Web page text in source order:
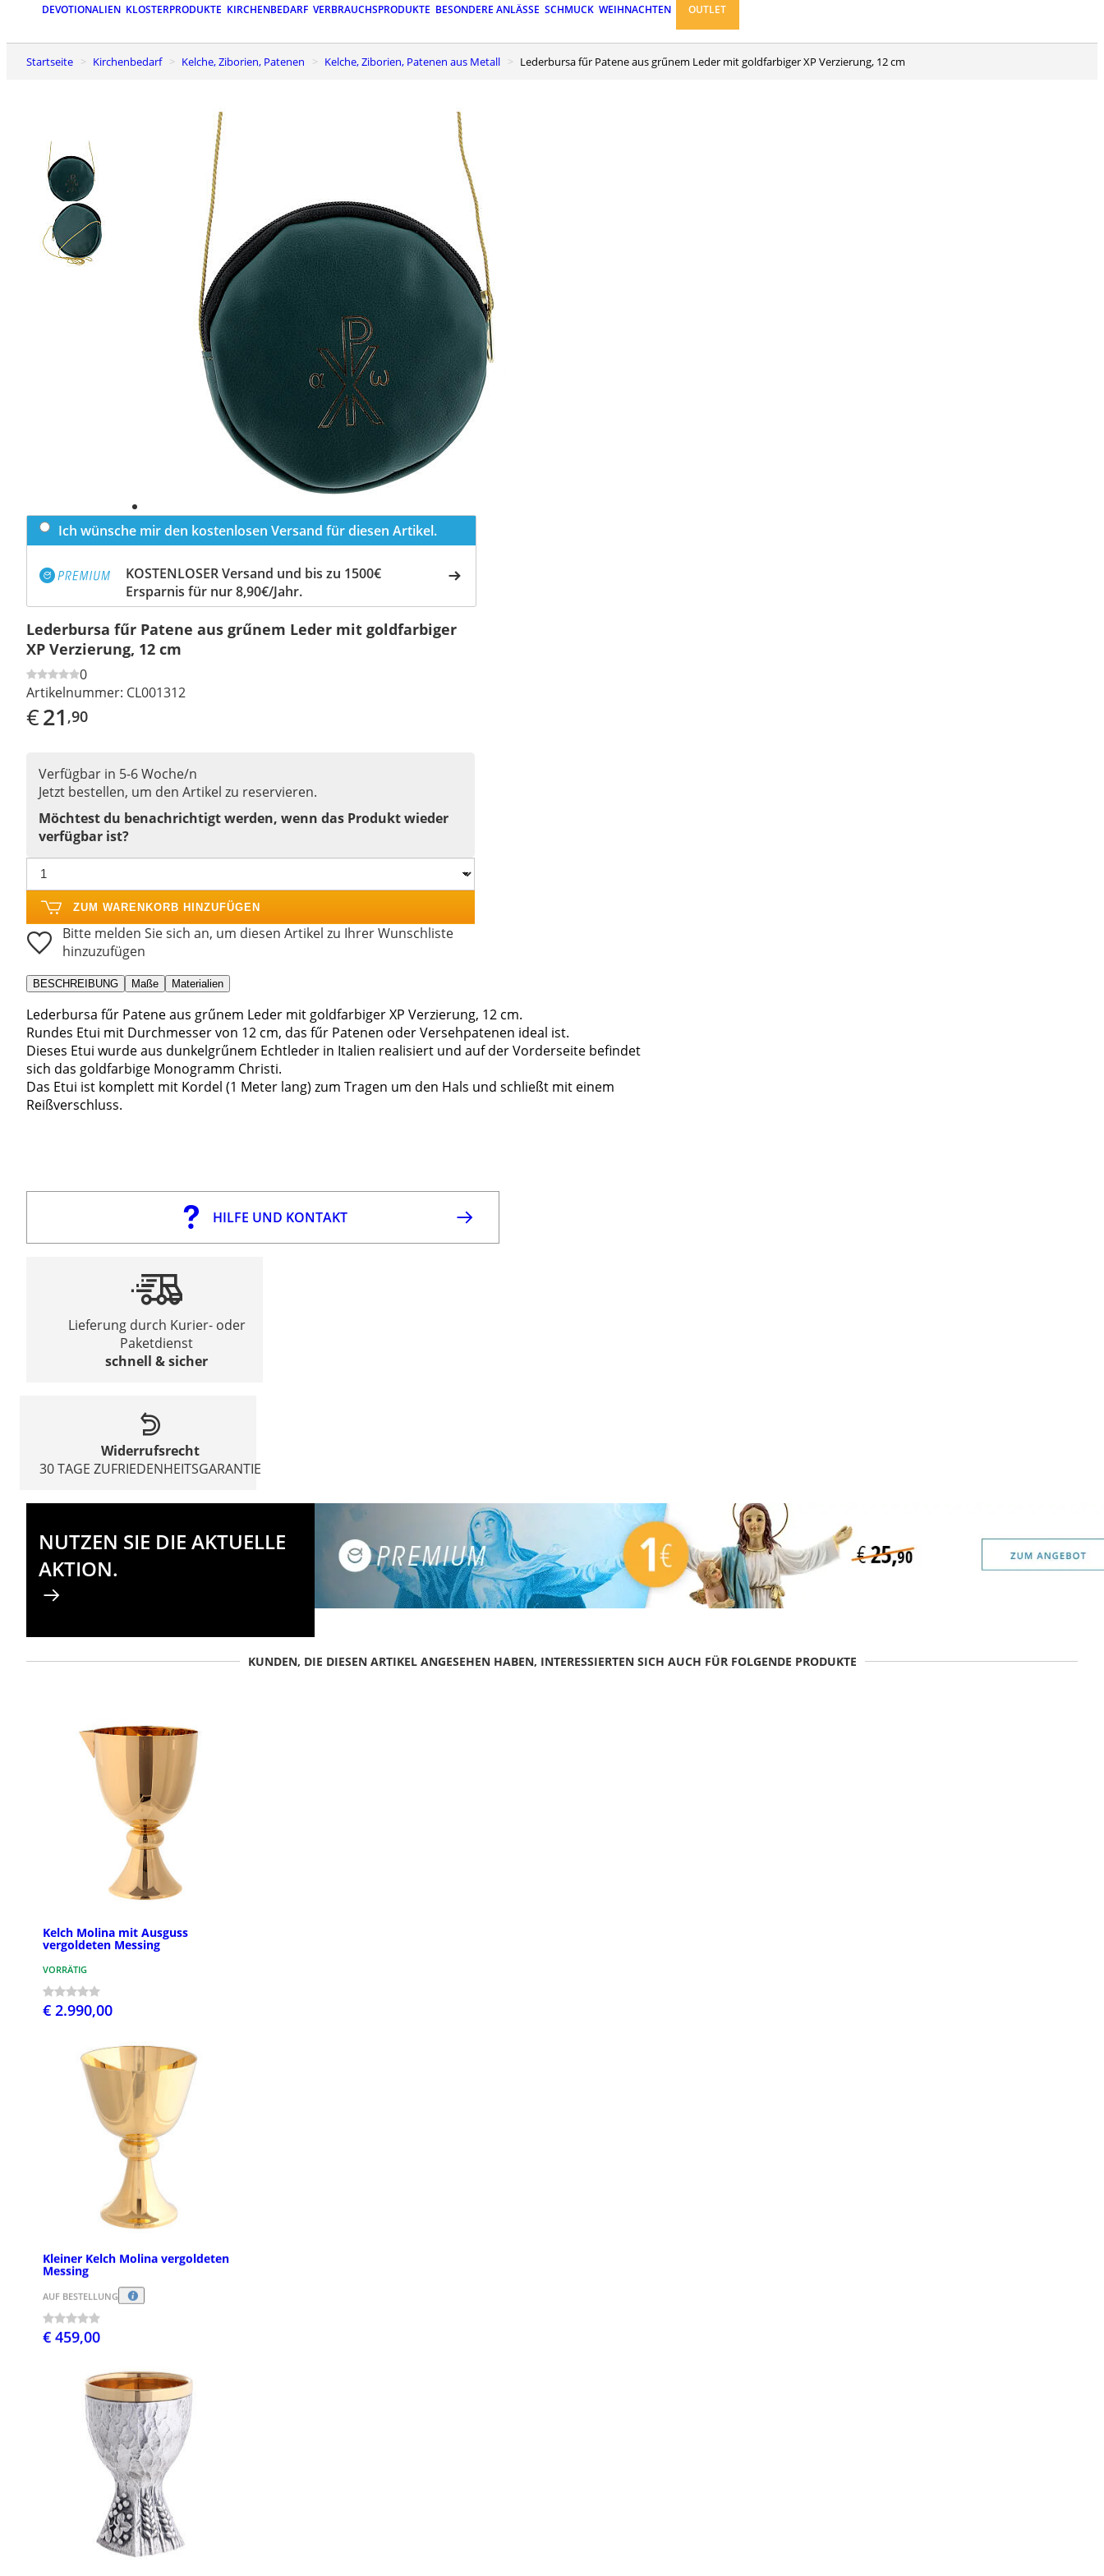
DEVOTIONALIEN KLOSTERPRODUKTE KIRCHENBEDARF VERBRAUCHSPRODUKTE BESONDERE ANLÄSSE SCHMUCK WEIHNACHTEN OUTLET
Startseite Kirchenbedarf Kelche, Ziborien, Patenen Kelche, Ziborien, Patenen aus Metall Lederbursa fűr Patene aus grűnem Leder mit goldfarbiger XP Verzierung, 12 cm
Ich wünsche mir den kostenlosen Versand für diesen Artikel.
KOSTENLOSER Versand und bis zu 1500€
Ersparnis für nur 8,90€/Jahr.
Lederbursa fűr Patene aus grűnem Leder mit goldfarbiger
XP Verzierung, 12 cm
0
Artikelnummer: CL001312
€21 ,90
Verfügbar in 5-6 Woche/n
Jetzt bestellen, um den Artikel zu reservieren.
Möchtest du benachrichtigt werden, wenn das Produkt wieder
verfügbar ist?
ZUM WARENKORB HINZUFÜGEN
Bitte melden Sie sich an, um diesen Artikel zu Ihrer Wunschliste
hinzuzufügen
BESCHREIBUNG Maße Materialien
Lederbursa fűr Patene aus grűnem Leder mit goldfarbiger XP Verzierung, 12 cm.
Rundes Etui mit Durchmesser von 12 cm, das fűr Patenen oder Versehpatenen ideal ist.
Dieses Etui wurde aus dunkelgrűnem Echtleder in Italien realisiert und auf der Vorderseite befindet
sich das goldfarbige Monogramm Christi.
Das Etui ist komplett mit Kordel (1 Meter lang) zum Tragen um den Hals und schließt mit einem
Reißverschluss.
HILFE UND KONTAKT
Lieferung durch Kurier- oder
Paketdienst
schnell & sicher
Widerrufsrecht
30 TAGE ZUFRIEDENHEITSGARANTIE
NUTZEN SIE DIE AKTUELLE
AKTION.
KUNDEN, DIE DIESEN ARTIKEL ANGESEHEN HABEN, INTERESSIERTEN SICH AUCH FÜR FOLGENDE PRODUKTE
Kelch Molina mit Ausguss
vergoldeten Messing
VORRÄTIG
€ 2.990,00
Kleiner Kelch Molina vergoldeten
Messing
AUF BESTELLUNG
€ 459,00